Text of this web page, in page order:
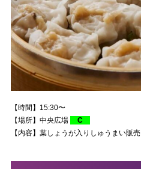
【時間】15:30〜
【場所】中央広場
C
【内容】葉しょうが入りしゅうまい販売